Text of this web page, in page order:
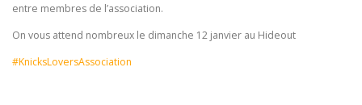
entre membres de l’association.
On vous attend nombreux le dimanche 12 janvier au Hideout
#KnicksLoversAssociation